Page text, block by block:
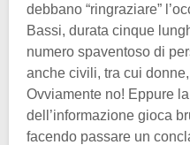
debbano “ringraziare”
Bassi, durata cinque
numero spaventoso di
anche civili, tra cui
Ovviamente no! Eppure
dell’informazione gioca
facendo passare un